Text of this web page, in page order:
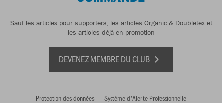
Sauf les articles pour supporters, les articles Organic & Doubletex et
les articles déjà en promotion
DEVENEZ MEMBRE DU CLUB
Protection des données Système d'Alerte Professionnelle